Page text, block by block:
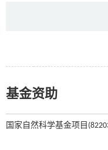
基金资助
国家自然科学基金项目